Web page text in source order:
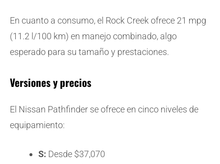
En cuanto a consumo, el Rock Creek ofrece 21 mpg
(11.2 l/100 km) en manejo combinado, algo
esperado para su tamaño y prestaciones.
Versiones y precios
El Nissan Pathfinder se ofrece en cinco niveles de
equipamiento:
S: Desde $37,070